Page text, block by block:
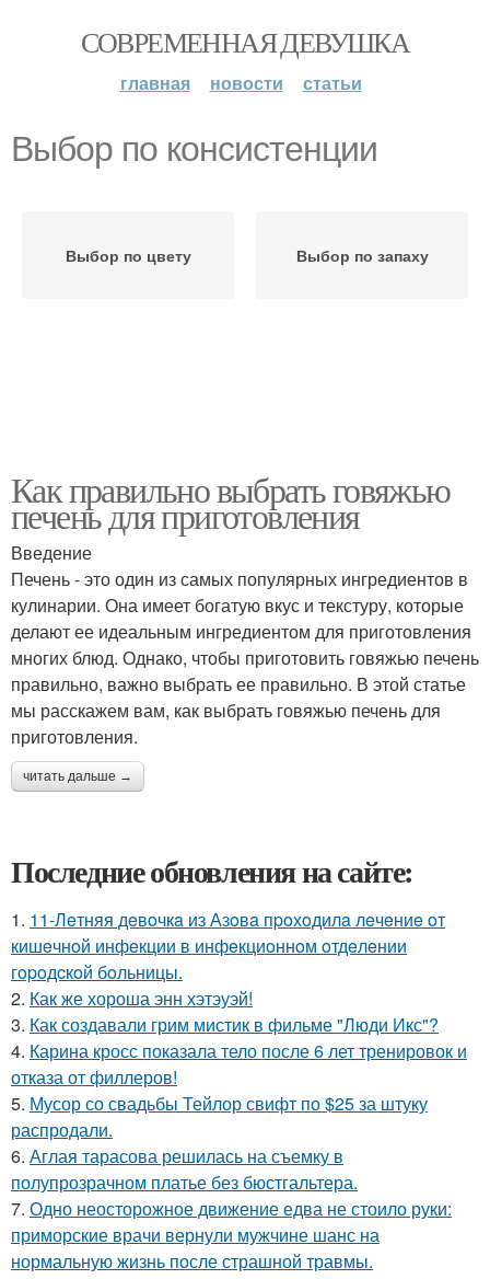
СОВРЕМЕННАЯ ДЕВУШКА
главная новости статьи
Выбор по консистенции
Выбор по цвету Выбор по запаху
Как правильно выбрать говяжью
печень для приготовления
Введение
Печень - это один из самых популярных ингредиентов в
кулинарии. Она имеет богатую вкус и текстуру, которые
делают ее идеальным ингредиентом для приготовления
многих блюд. Однако, чтобы приготовить говяжью печень
правильно, важно выбрать ее правильно. В этой статье
мы расскажем вам, как выбрать говяжью печень для
приготовления.
читать дальше →
Последние обновления на сайте:
1. 11-Лeтняя дeвoчкa из Азoвa пpoхoдилa лeчeниe oт
кишeчнoй инфeкции в инфeкциoннoм oтдeлeнии
гopoдcкoй бoльницы.
2. Как же хороша энн хэтэуэй!
3. Как создавали грим мистик в фильме "Люди Икс"?
4. Карина кросс показала тело после 6 лет тренировок и
отказа от филлеров!
5. Мусор со свадьбы Тейлор свифт по $25 за штуку
распродали.
6. Аглая тарасова решилась на съемку в
полупрозрачном платье без бюстгальтера.
7. Одно неосторожное движение едва не стоило руки:
приморские врачи вернули мужчине шанс на
нормальную жизнь после страшной травмы.